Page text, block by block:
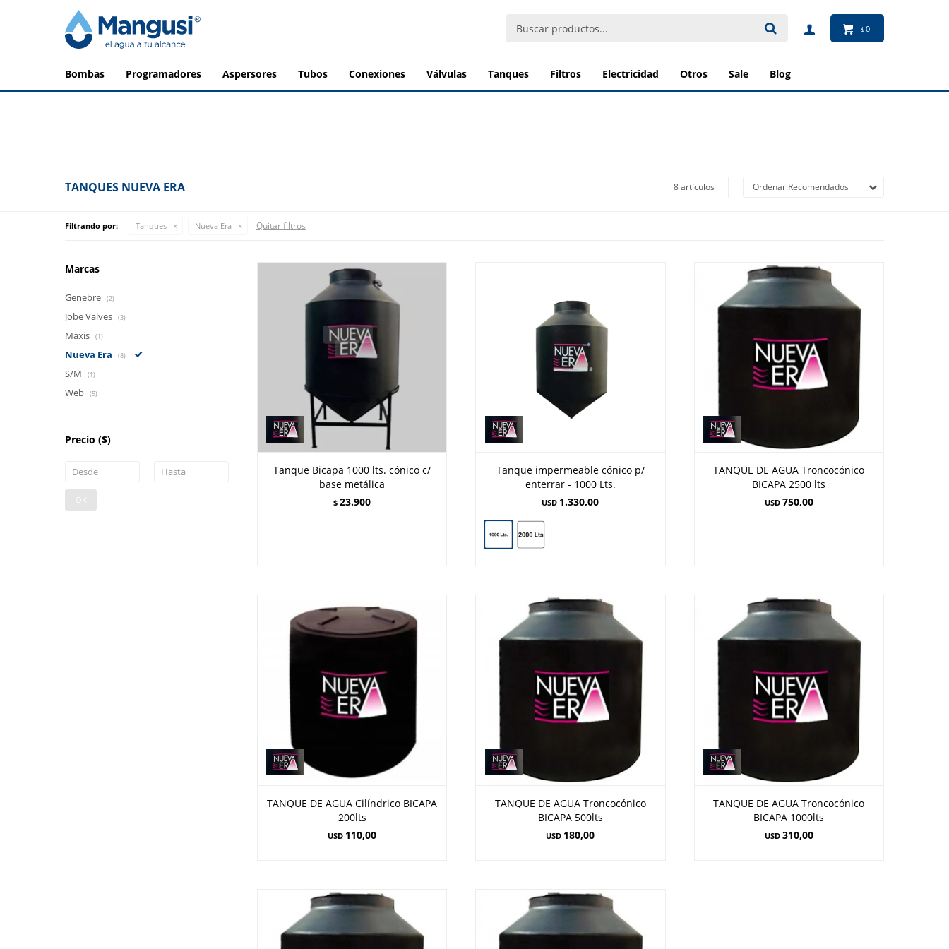
bombas programadores aspersores tubos conexiones válvulas tanques filtros electricidad otros sale blog
$0
TANQUES NUEVA ERA 8 artículos Recomendados
Filtrando por: Tanques Nueva Era Quitar filtros
Tanque Bicapa 1000 lts. cónico c/
base metálica
$ 23.900
Tanque impermeable cónico p/
enterrar - 1000 Lts.
USD 1.330,00
TANQUE DE AGUA Troncocónico
BICAPA 2500 lts
USD 750,00
TANQUE DE AGUA Cilíndrico BICAPA
200lts
USD 110,00
TANQUE DE AGUA Troncocónico
BICAPA 500lts
USD 180,00
TANQUE DE AGUA Troncocónico
BICAPA 1000lts
USD 310,00
Marcas
Genebre (2)
Jobe Valves (3)
Maxis (1)
Nueva Era (8)
S/M (1)
Web (5)
Precio ($)
OK